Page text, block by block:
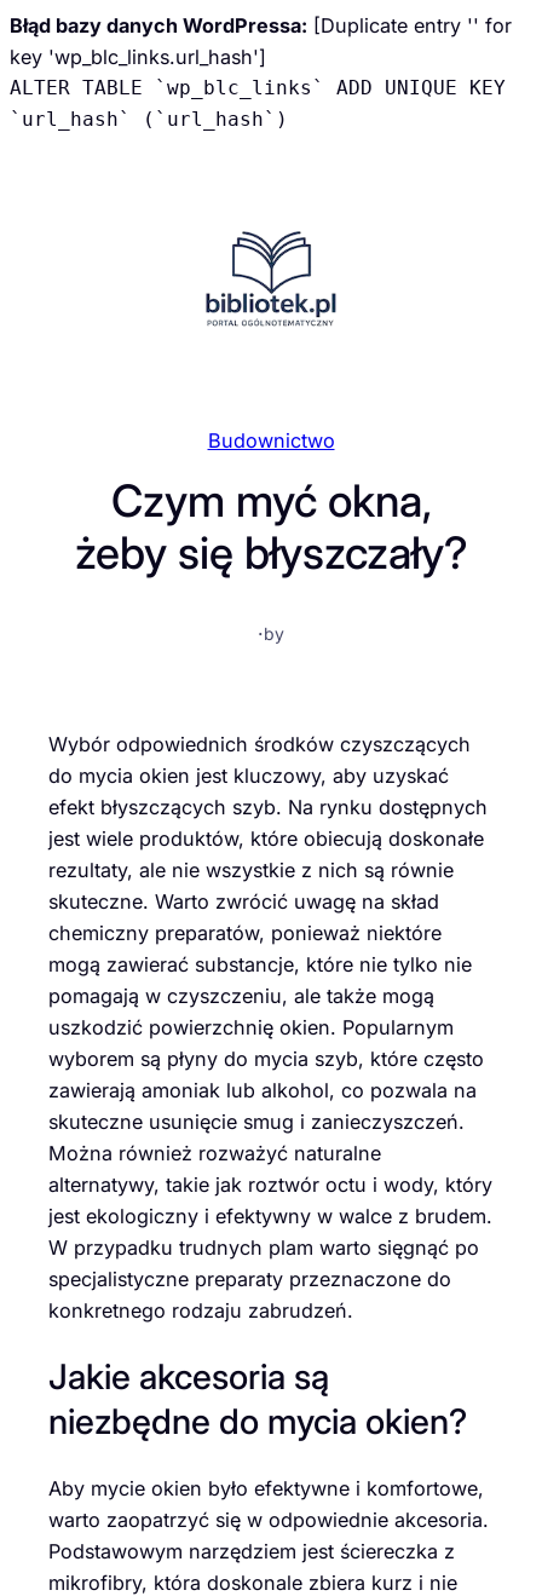
Błąd bazy danych WordPressa: [Duplicate entry '' for
key 'wp_blc_links.url_hash']
ALTER TABLE `wp_blc_links` ADD UNIQUE KEY
`url_hash` (`url_hash`)
Budownictwo
Czym myć okna,
żeby się błyszczały?
·by
Wybór odpowiednich środków czyszczących
do mycia okien jest kluczowy, aby uzyskać
efekt błyszczących szyb. Na rynku dostępnych
jest wiele produktów, które obiecują doskonałe
rezultaty, ale nie wszystkie z nich są równie
skuteczne. Warto zwrócić uwagę na skład
chemiczny preparatów, ponieważ niektóre
mogą zawierać substancje, które nie tylko nie
pomagają w czyszczeniu, ale także mogą
uszkodzić powierzchnię okien. Popularnym
wyborem są płyny do mycia szyb, które często
zawierają amoniak lub alkohol, co pozwala na
skuteczne usunięcie smug i zanieczyszczeń.
Można również rozważyć naturalne
alternatywy, takie jak roztwór octu i wody, który
jest ekologiczny i efektywny w walce z brudem.
W przypadku trudnych plam warto sięgnąć po
specjalistyczne preparaty przeznaczone do
konkretnego rodzaju zabrudzeń.
Jakie akcesoria są
niezbędne do mycia okien?
Aby mycie okien było efektywne i komfortowe,
warto zaopatrzyć się w odpowiednie akcesoria.
Podstawowym narzędziem jest ściereczka z
mikrofibry, która doskonale zbiera kurz i nie